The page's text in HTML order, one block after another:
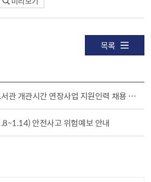
목록
공공도서관 개관시간 연장사업 지원인력 채용 공고
안전사고 위험예보 안내